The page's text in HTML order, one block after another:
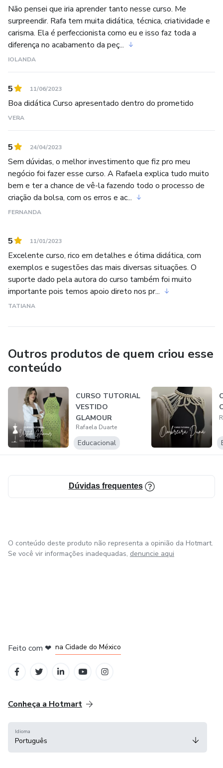
Não pensei que iria aprender tanto nesse curso. Me
surpreendir. Rafa tem muita didática, técnica, criatividade e
carisma. Ela é perfeccionista como eu e isso faz toda a
diferença no acabamento da peç...
IOLANDA
5 11/06/2023
Boa didática Curso apresentado dentro do prometido
VERA
5 24/04/2023
Sem dúvidas, o melhor investimento que fiz pro meu
negócio foi fazer esse curso. A Rafaela explica tudo muito
bem e ter a chance de vê-la fazendo todo o processo de
criação da bolsa, com os erros e ac...
FERNANDA
5 11/01/2023
Excelente curso, rico em detalhes e ótima didática, com
exemplos e sugestões das mais diversas situações. O
suporte dado pela autora do curso também foi muito
importante pois temos apoio direto nos pr...
TATIANA
Outros produtos de quem criou esse
conteúdo
CURSO TUTORIAL
VESTIDO
GLAMOUR
Rafaela Duarte
Educacional
Dúvidas frequentes
O conteúdo deste produto não representa a opinião da Hotmart.
Se você vir informações inadequadas, denuncie aqui
Feito com ❤ na Cidade do México
Conheça a Hotmart
Idioma
Português